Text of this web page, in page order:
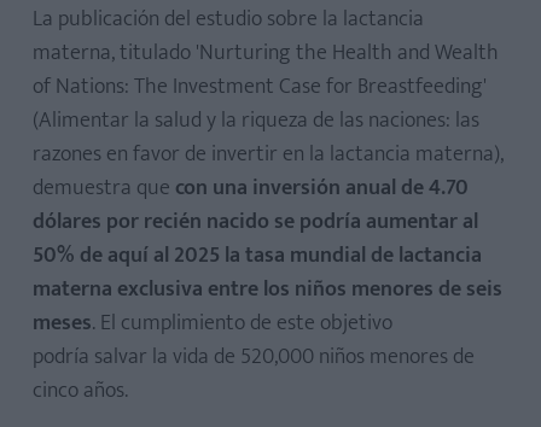
La publicación del estudio sobre la lactancia
materna, titulado 'Nurturing the Health and Wealth
of Nations: The Investment Case for Breastfeeding'
(Alimentar la salud y la riqueza de las naciones: las
razones en favor de invertir en la lactancia materna),
demuestra que con una inversión anual de 4.70
dólares por recién nacido se podría aumentar al
50% de aquí al 2025 la tasa mundial de lactancia
materna exclusiva entre los niños menores de seis
meses. El cumplimiento de este objetivo
podría salvar la vida de 520,000 niños menores de
cinco años.